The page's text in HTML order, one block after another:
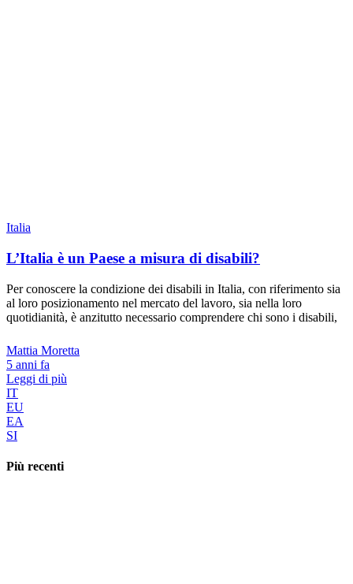
Italia
L’Italia è un Paese a misura di disabili?
Per conoscere la condizione dei disabili in Italia, con riferimento sia
al loro posizionamento nel mercato del lavoro, sia nella loro
quotidianità, è anzitutto necessario comprendere chi sono i disabili,
Mattia Moretta
5 anni fa
Leggi di più
IT
EU
EA
SI
Più recenti